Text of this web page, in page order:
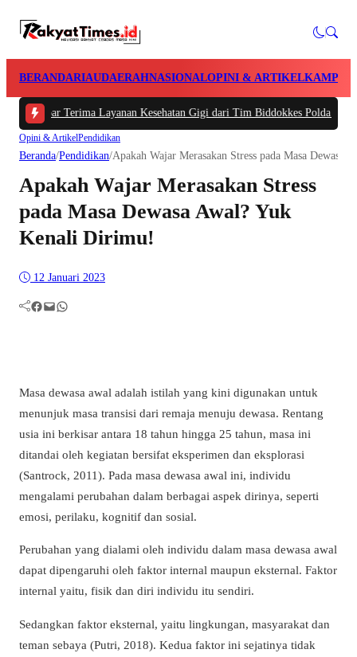
BERANDARIAUDAERAHNASIONALOPINI & ARTIKELKAMPAR
Terima Layanan Kesehatan Gigi dari Tim Biddokkes Polda Riau,
Opini & ArtikelPendidikan
Beranda/Pendidikan/Apakah Wajar Merasakan Stress pada Masa Dewasa
Apakah Wajar Merasakan Stress
pada Masa Dewasa Awal? Yuk
Kenali Dirimu!
12 Januari 2023
Facebook Mail WhatsApp
Masa dewasa awal adalah istilah yang kini digunakan untuk
menunjuk masa transisi dari remaja menuju dewasa. Rentang
usia ini berkisar antara 18 tahun hingga 25 tahun, masa ini
ditandai oleh kegiatan bersifat eksperimen dan eksplorasi
(Santrock, 2011). Pada masa dewasa awal ini, individu
mengalami perubahan dalam berbagai aspek dirinya, seperti
emosi, perilaku, kognitif dan sosial.
Perubahan yang dialami oleh individu dalam masa dewasa awal
dapat dipengaruhi oleh faktor internal maupun eksternal. Faktor
internal yaitu, fisik dan diri individu itu sendiri.
Sedangkan faktor eksternal, yaitu lingkungan, masyarakat dan
teman sebaya (Putri, 2018). Kedua faktor ini sejatinya tidak